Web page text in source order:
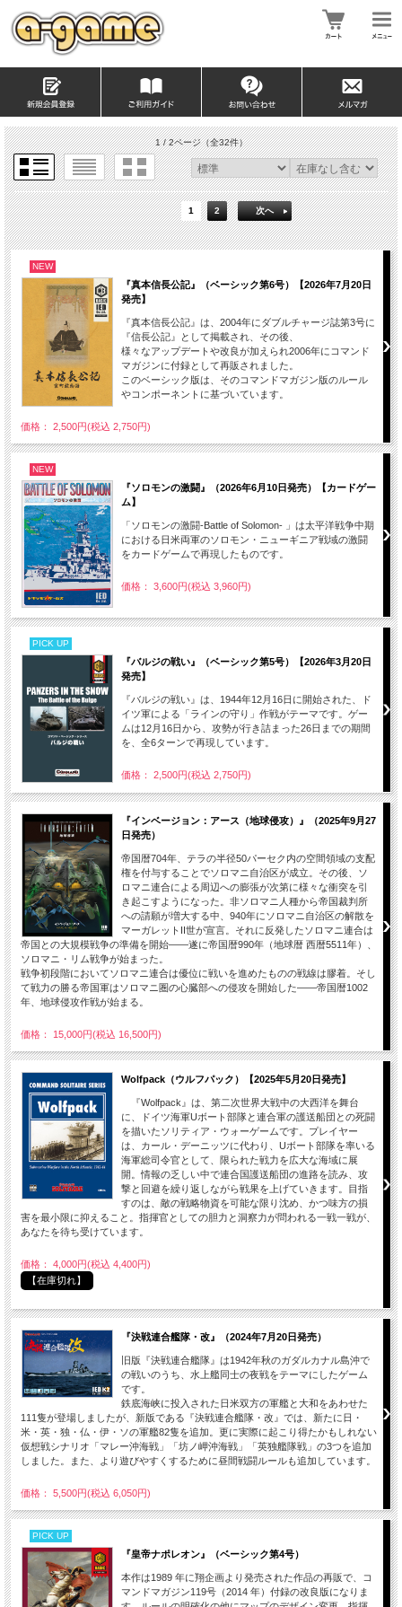
1 / 2ページ（全32件）
1 2 次へ
NEW
『真本信長公記』（ベーシック第6号）【2026年7月20日
発売】
『真本信長公記』は、2004年にダブルチャージ誌第3号に
『信長公記』として掲載され、その後、
様々なアップデートや改良が加えられ2006年にコマンド
マガジンに付録として再販されました。
このベーシック版は、そのコマンドマガジン版のルール
やコンポーネントに基づいています。
価格： 2,500円(税込 2,750円)
NEW
『ソロモンの激闘』（2026年6月10日発売）【カードゲー
ム】
「ソロモンの激闘-Battle of Solomon- 」は太平洋戦争中期
における日米両軍のソロモン・ニューギニア戦域の激闘
をカードゲームで再現したものです。
価格： 3,600円(税込 3,960円)
PICK UP
『バルジの戦い』（ベーシック第5号）【2026年3月20日
発売】
『バルジの戦い』は、1944年12月16日に開始された、ド
イツ軍による「ラインの守り」作戦がテーマです。ゲー
ムは12月16日から、攻勢が行き詰まった26日までの期間
を、全6ターンで再現しています。
価格： 2,500円(税込 2,750円)
『インベージョン：アース（地球侵攻）』（2025年9月27
日発売）
帝国暦704年、テラの半径50パーセク内の空間領域の支配
権を付与することでソロマニ自治区が成立。その後、ソ
ロマニ連合による周辺への膨張が次第に様々な衝突を引
き起こすようになった。非ソロマニ人種から帝国裁判所
への請願が増大する中、940年にソロマニ自治区の解散を
マーガレットII世が宣言。それに反発したソロマニ連合は
帝国との大規模戦争の準備を開始――遂に帝国暦990年（地球暦 西暦5511年）、
ソロマニ・リム戦争が始まった。
戦争初段階においてソロマニ連合は優位に戦いを進めたものの戦線は膠着。そし
て戦力の勝る帝国軍はソロマニ圏の心臓部への侵攻を開始した――帝国暦1002
年、地球侵攻作戦が始まる。
価格： 15,000円(税込 16,500円)
Wolfpack（ウルフパック）【2025年5月20日発売】
『Wolfpack』は、第二次世界大戦中の大西洋を舞台
に、ドイツ海軍Uボート部隊と連合軍の護送船団との死闘
を描いたソリティア・ウォーゲームです。プレイヤー
は、カール・デーニッツに代わり、Uボート部隊を率いる
海軍総司令官として、限られた戦力を広大な海域に展
開。情報の乏しい中で連合国護送船団の進路を読み、攻
撃と回避を繰り返しながら戦果を上げていきます。目指
すのは、敵の戦略物資を可能な限り沈め、かつ味方の損
害を最小限に抑えること。指揮官としての胆力と洞察力が問われる一戦一戦が、
あなたを待ち受けています。
価格： 4,000円(税込 4,400円)
【在庫切れ】
『決戦連合艦隊・改』（2024年7月20日発売）
旧版『決戦連合艦隊』は1942年秋のガダルカナル島沖で
の戦いのうち、水上艦同士の夜戦をテーマにしたゲーム
です。
鉄底海峡に投入された日米双方の軍艦と大和をあわせた
111隻が登場しましたが、新版である『決戦連合艦隊・改』では、新たに日・
米・英・独・仏・伊・ソの軍艦82隻を追加。更に実際に起こり得たかもしれない
仮想戦シナリオ「マレー沖海戦」「坊ノ岬沖海戦」「英独艦隊戦」の3つを追加
しました。また、より遊びやすくするために昼間戦闘ルールも追加しています。
価格： 5,500円(税込 6,050円)
PICK UP
『皇帝ナポレオン』（ベーシック第4号）
本作は1989 年に翔企画より発売された作品の再販で、コ
マンドマガジン119号（2014 年）付録の改良版になりま